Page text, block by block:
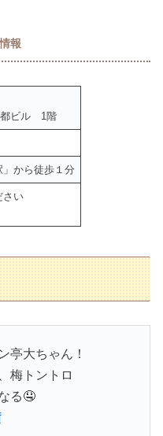
報
都ビル 1階
から徒歩１分
さい
亭大ちゃん！
梅トントロ
る🤤